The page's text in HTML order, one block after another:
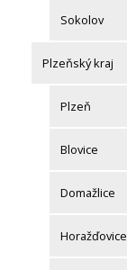
Sokolov
Plzeňský kraj
Plzeň
Blovice
Domažlice
Horažďovice